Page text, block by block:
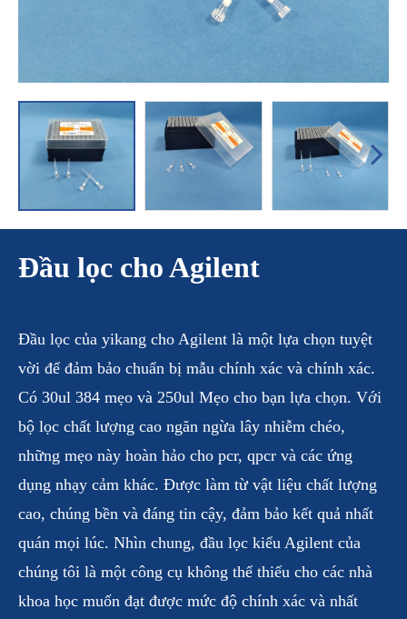
Đầu lọc cho Agilent
Đầu lọc của yikang cho Agilent là một lựa chọn tuyệt
vời để đảm bảo chuẩn bị mẫu chính xác và chính xác.
Có 30ul 384 mẹo và 250ul Mẹo cho bạn lựa chọn. Với
bộ lọc chất lượng cao ngăn ngừa lây nhiễm chéo,
những mẹo này hoàn hảo cho pcr, qpcr và các ứng
dụng nhạy cảm khác. Được làm từ vật liệu chất lượng
cao, chúng bền và đáng tin cậy, đảm bảo kết quả nhất
quán mọi lúc. Nhìn chung, đầu lọc kiểu Agilent của
chúng tôi là một công cụ không thể thiếu cho các nhà
khoa học muốn đạt được mức độ chính xác và nhất